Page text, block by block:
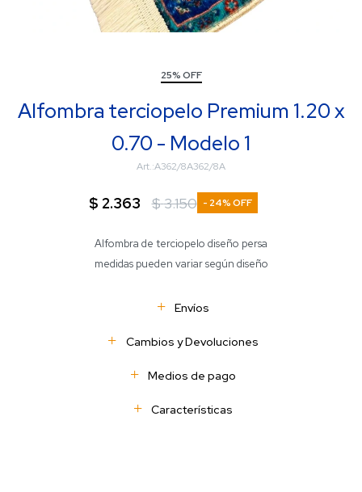
25% OFF
Alfombra terciopelo Premium 1.20 x
0.70 - Modelo 1
A362/8A362/8A
$ 2.363 $3.150 24
Alfombra de terciopelo diseño persa
medidas pueden variar según diseño
Envíos
Cambios y Devoluciones
Medios de pago
Características